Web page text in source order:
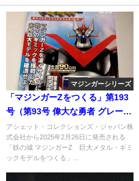
マジンガーシリーズ
「マジンガーZをつくる」第193
号（第93号 偉大な勇者 グレート
マジンガー 編）
アシェット・コレクションズ・ジャパン株
式会社から2025年2月26日に発売される
「鉄の城 マジンガーZ 巨大メタル・ギミ
ックモデルをつくる」...